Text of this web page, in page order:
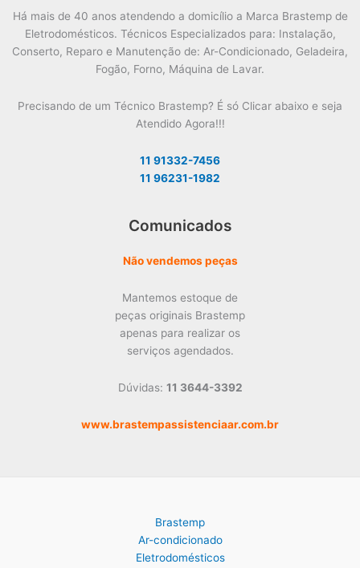
Há mais de 40 anos atendendo a domicílio a Marca Brastemp de
Eletrodomésticos. Técnicos Especializados para: Instalação,
Conserto, Reparo e Manutenção de: Ar-Condicionado, Geladeira,
Fogão, Forno, Máquina de Lavar.
Precisando de um Técnico Brastemp? É só Clicar abaixo e seja
Atendido Agora!!!
11 91332-7456
11 96231-1982
Comunicados
Não vendemos peças
Mantemos estoque de
peças originais Brastemp
apenas para realizar os
serviços agendados.
Dúvidas: 11 3644-3392
www.brastempassistenciaar.com.br
Brastemp
Ar-condicionado
Eletrodomésticos